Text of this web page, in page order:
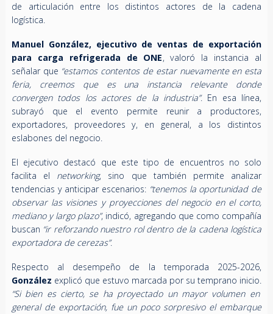
de articulación entre los distintos actores de la cadena
logística.
Manuel González, ejecutivo de ventas de exportación
para carga refrigerada de ONE, valoró la instancia al
señalar que “estamos contentos de estar nuevamente en esta
feria, creemos que es una instancia relevante donde
convergen todos los actores de la industria”. En esa línea,
subrayó que el evento permite reunir a productores,
exportadores, proveedores y, en general, a los distintos
eslabones del negocio.
El ejecutivo destacó que este tipo de encuentros no solo
facilita el networking, sino que también permite analizar
tendencias y anticipar escenarios: “tenemos la oportunidad de
observar las visiones y proyecciones del negocio en el corto,
mediano y largo plazo”, indicó, agregando que como compañía
buscan “ir reforzando nuestro rol dentro de la cadena logística
exportadora de cerezas”.
Respecto al desempeño de la temporada 2025-2026,
González explicó que estuvo marcada por su temprano inicio.
“Si bien es cierto, se ha proyectado un mayor volumen en
general de exportación, fue un poco sorpresivo el embarque